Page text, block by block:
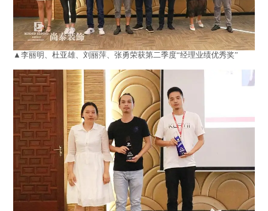
▲李丽明、杜亚雄、刘丽萍、张勇荣获第二季度“经理业绩优秀奖”